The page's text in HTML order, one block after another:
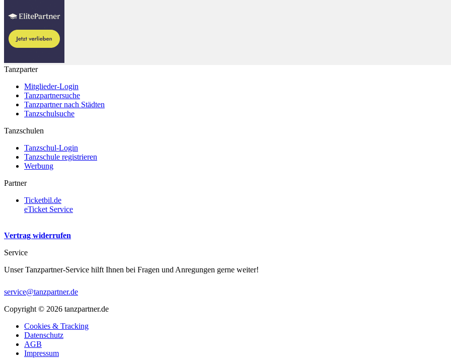
Tanzparter
Mitglieder-Login
Tanzpartnersuche
Tanzpartner nach Städten
Tanzschulsuche
Tanzschulen
Tanzschul-Login
Tanzschule registrieren
Werbung
Partner
Ticketbil.de
eTicket Service
Vertrag widerrufen
Service
Unser Tanzpartner-Service hilft Ihnen bei Fragen und Anregungen gerne weiter!
service@tanzpartner.de
Copyright © 2026 tanzpartner.de
Cookies & Tracking
Datenschutz
AGB
Impressum